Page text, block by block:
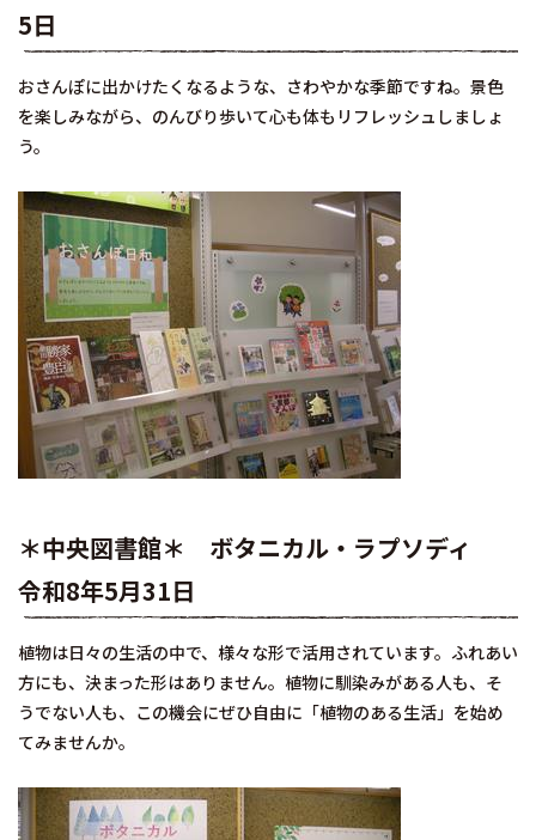
5日
おさんぽに出かけたくなるような、さわやかな季節ですね。景色
を楽しみながら、のんびり歩いて心も体もリフレッシュしましょ
う。
＊中央図書館＊ ボタニカル・ラプソディ
令和8年5月31日
植物は日々の生活の中で、様々な形で活用されています。ふれあい
方にも、決まった形はありません。植物に馴染みがある人も、そ
うでない人も、この機会にぜひ自由に「植物のある生活」を始め
てみませんか。